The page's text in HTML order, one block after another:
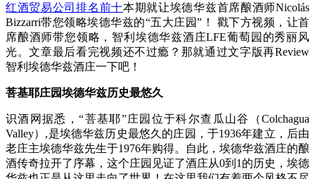
红酒贸易公司排名前十本期就让埃德华兹首席酿酒师Nicolás
Bizzarri带您领略埃德华兹的“五大庄园”！ 戳下方视频，让首
席酿酒师带您领略， 智利 埃德华兹酒庄LFE葡萄园的秀丽风
光。文章最后看完视频还不过瘾？那就通过文字版再Review
智利埃德华兹酒庄一下吧！
菩基耶庄园埃德华兹历史最悠久
识酒网据悉，“菩基耶”庄园位于科尔查瓜山谷（Colchagua
Valley）,是埃德华兹历史最悠久的庄园，于1936年建立，后由
老庄主埃德华兹先生于1976年购得。自此，埃德华兹酒庄的酿
酒传奇拉开了序幕，这个庄园见证了酒庄从0到1的历史，埃德